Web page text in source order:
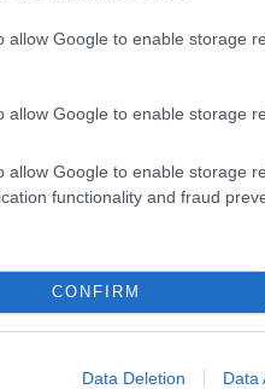
allow Google to enable storage
allow Google to enable storage
allow Google to enable storage
functionality and fraud
CONFIRM
Data Deletion Data
Μονακό και τη
από την
έχουν ήδη
δικτύων.
το τραγικό
de confirmer le
de Nationale 3
Un joueur a perdu
trois